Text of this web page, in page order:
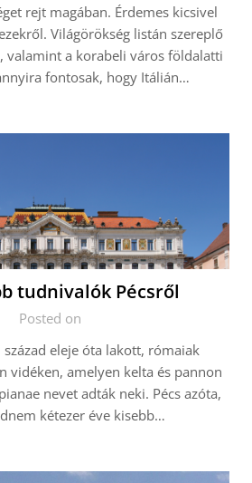
rejt magában. Érdemes kicsivel
Világörökség listán szereplő
valamint a korabeli város földalatti
fontosak, hogy Itálián…
tudnivalók Pécsről
Posted on
eleje óta lakott, rómaiak
vidéken, amelyen kelta és pannon
nevet adták neki. Pécs azóta,
kétezer éve kisebb…